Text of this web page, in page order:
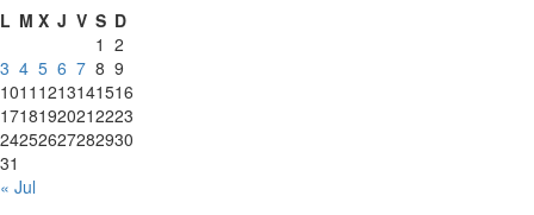
L M X J V S D
1 2
3 4 5 6 7 8 9
1011 1213141516
17181920212223
24252627282930
31
« Jul